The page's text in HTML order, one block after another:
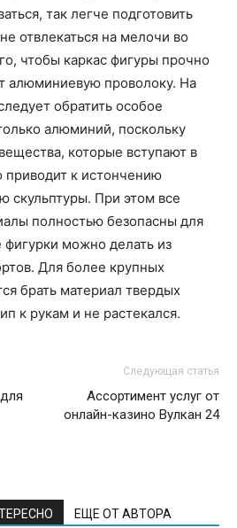
так легче подготовить
отвлекаться на мелочи во
чтобы каркас фигуры прочно
алюминиевую проволоку. На
обратить особое
алюминий, поскольку
которые вступают в
к истончению
скульптуры. При этом все
полностью безопасны для
можно делать из
Для более крупных
брать материал твердых
к рукам и не растекался.
Следующая статья
Ассортимент услуг от
онлайн-казино Вулкан 24
ЕЩЕ ОТ АВТОРА